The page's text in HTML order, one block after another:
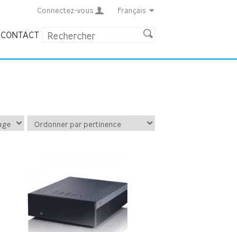
Connectez-vous Français
CONTACT